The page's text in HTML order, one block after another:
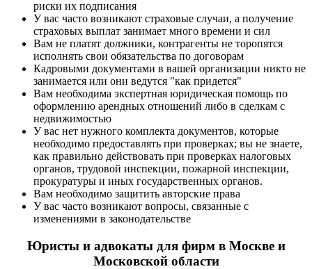
риски их подписания
У вас часто возникают страховые случаи, а получение
страховых выплат занимает много времени и сил
Вам не платят должники, контрагенты не торопятся
исполнять свои обязательства по договорам
Кадровыми документами в вашей организации никто не
занимается или они ведутся "как придется"
Вам необходима экспертная юридическая помощь по
оформлению арендных отношений либо в сделкам с
недвижимостью
У вас нет нужного комплекта документов, которые
необходимо предоставлять при проверках; вы не знаете,
как правильно действовать при проверках налоговых
органов, трудовой инспекции, пожарной инспекции,
прокуратуры и иных государственных органов.
Вам необходимо защитить авторские права
У вас часто возникают вопросы, связанные с
изменениями в законодательстве
Юристы и адвокаты для фирм в Москве и
Московской области